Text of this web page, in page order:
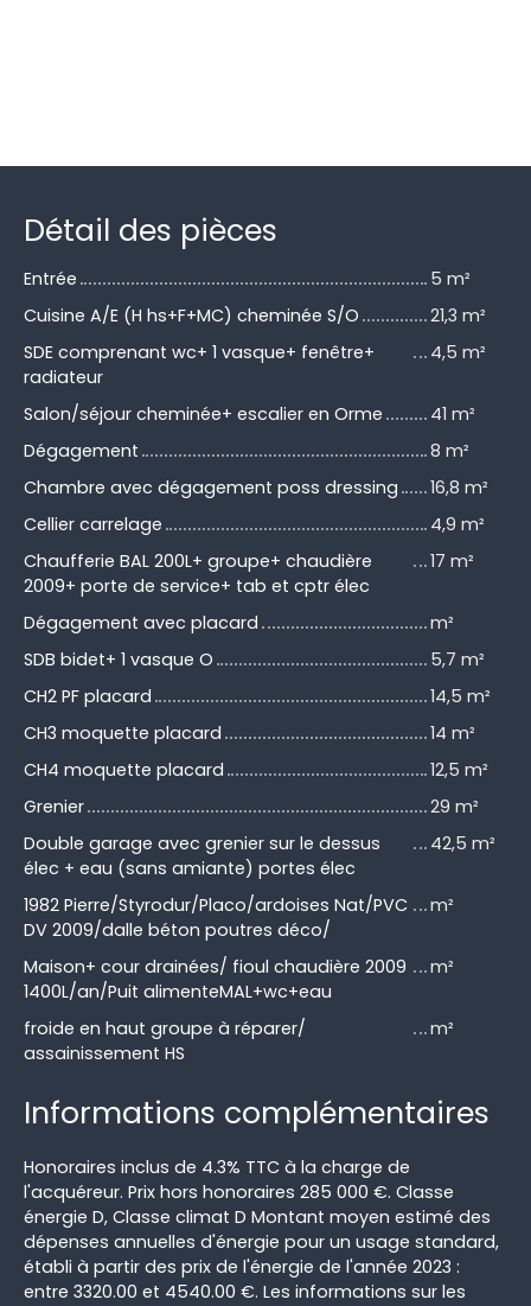
Détail des pièces
Entrée
5 m²
Cuisine A/E (H hs+F+MC) cheminée S/O
21,3 m²
SDE comprenant wc+ 1 vasque+ fenêtre+
radiateur
4,5 m²
Salon/séjour cheminée+ escalier en Orme
41 m²
Dégagement
8 m²
Chambre avec dégagement poss dressing
16,8 m²
Cellier carrelage
4,9 m²
Chaufferie BAL 200L+ groupe+ chaudière
2009+ porte de service+ tab et cptr élec
17 m²
Dégagement avec placard
m²
SDB bidet+ 1 vasque O
5,7 m²
CH2 PF placard
14,5 m²
CH3 moquette placard
14 m²
CH4 moquette placard
12,5 m²
Grenier
29 m²
Double garage avec grenier sur le dessus
élec + eau (sans amiante) portes élec
42,5 m²
1982 Pierre/Styrodur/Placo/ardoises Nat/PVC
DV 2009/dalle béton poutres déco/
m²
Maison+ cour drainées/ fioul chaudière 2009
1400L/an/Puit alimenteMAL+wc+eau
m²
froide en haut groupe à réparer/
assainissement HS
m²
Informations complémentaires
Honoraires inclus de 4.3% TTC à la charge de
l'acquéreur. Prix hors honoraires 285 000 €. Classe
énergie D, Classe climat D Montant moyen estimé des
dépenses annuelles d'énergie pour un usage standard,
établi à partir des prix de l'énergie de l'année 2023 :
entre 3320.00 et 4540.00 €. Les informations sur les